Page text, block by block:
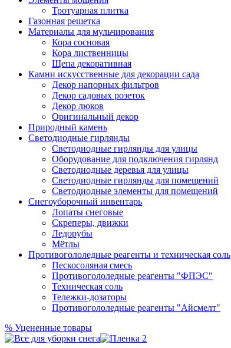
Тротуарная плитка
Газонная решетка
Материалы для мульчирования
Кора сосновая
Кора лиственницы
Щепа декоративная
Камни искусственные для декорации сада
Декор напорных фильтров
Декор садовых розеток
Декор люков
Оригинальный декор
Природный камень
Светодиодные гирлянды
Светодиодные гирлянды для улицы
Оборудование для подключения гирлянд
Светодиодные деревья для улицы
Светодиодные гирлянды для помещений
Светодиодные элементы для помещений
Снегоуборочный инвентарь
Лопаты снеговые
Скреперы, движки
Ледорубы
Мётлы
Противогололедные реагенты и техническая соль
Пескосоляная смесь
Противогололедные реагенты "ФПЭС"
Техническая соль
Тележки-дозаторы
Противогололедные реагенты "Айсмелт"
% Уцененные товары